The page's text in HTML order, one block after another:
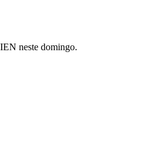
neste domingo.